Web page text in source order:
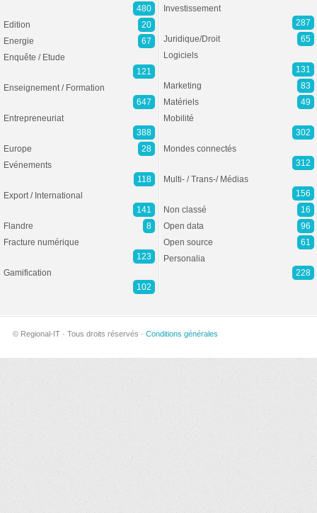
480
Edition
20
Energie
67
Enquête / Etude
121
Enseignement / Formation
647
Entrepreneuriat
388
Europe
28
Evénements
118
Export / International
141
Flandre
8
Fracture numérique
123
Gamification
102
Investissement
287
Juridique/Droit
65
Logiciels
131
Marketing
83
Matériels
49
Mobilité
302
Mondes connectés
312
Multi- / Trans-/ Médias
156
Non classé
16
Open data
96
Open source
61
Personalia
228
© Regional-IT · Tous droits réservés · Conditions générales